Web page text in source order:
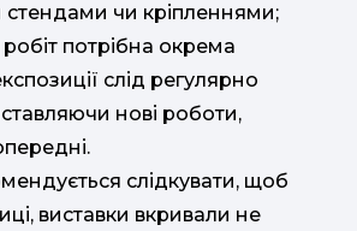
стендами чи кріпленнями;
потрібна окрема
слід регулярно
нові роботи,
слідкувати, щоб
виставки вкривали не